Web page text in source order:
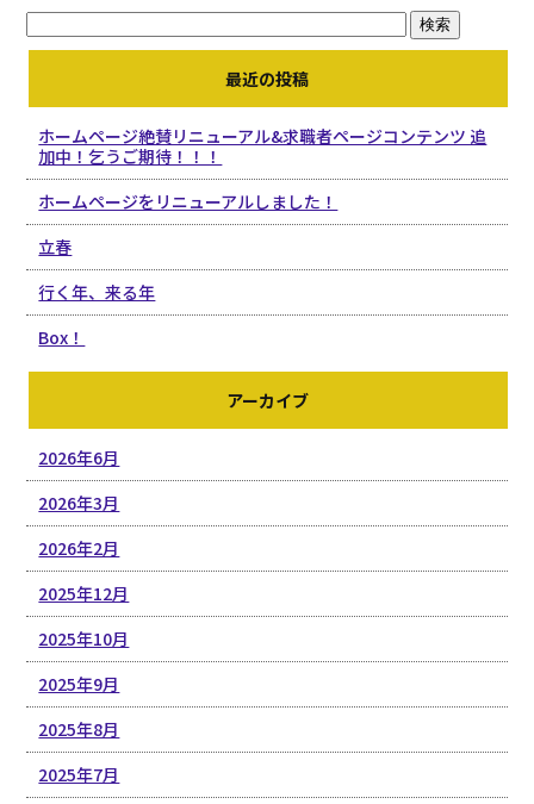
最近の投稿
ホームページ絶賛リニューアル&求職者ページコンテンツ 追
加中！乞うご期待！！！
ホームページをリニューアルしました！
立春
行く年、来る年
Box！
アーカイブ
2026年6月
2026年3月
2026年2月
2025年12月
2025年10月
2025年9月
2025年8月
2025年7月